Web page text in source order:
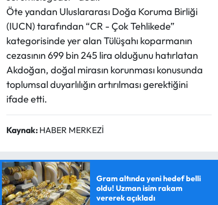
Öte yandan Uluslararası Doğa Koruma Birliği
(IUCN) tarafından “CR - Çok Tehlikede”
kategorisinde yer alan Tülüşahı koparmanın
cezasının 699 bin 245 lira olduğunu hatırlatan
Akdoğan, doğal mirasın korunması konusunda
toplumsal duyarlılığın artırılması gerektiğini
ifade etti.
Kaynak: HABER MERKEZİ
Gram altında yeni hedef belli
oldu! Uzman isim rakam
vererek açıkladı